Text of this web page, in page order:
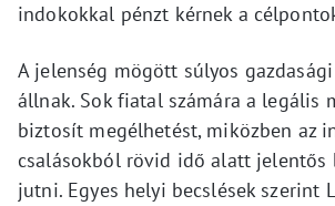
indokokkal pénzt kérnek a
A jelenség mögött súlyos
állnak. Sok fiatal számára a legális
biztosít megélhetést, miközben az
csalásokból rövid idő alatt jelentős
jutni. Egyes helyi becslések szerint